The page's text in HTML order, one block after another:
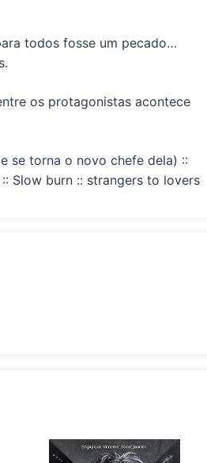
todos fosse um pecado…
os protagonistas acontece
se torna o novo chefe dela) ::
Slow burn :: strangers to lovers